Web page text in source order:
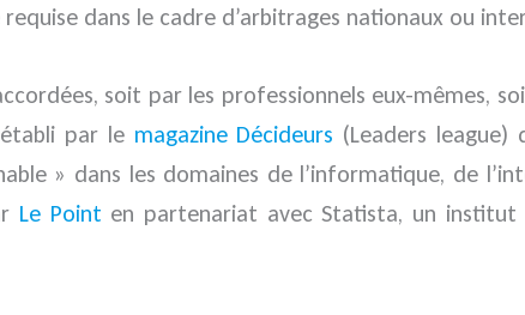
dans le cadre d’arbitrages nationaux ou
soit par les professionnels eux-mêmes,
par le magazine Décideurs (Leaders
» dans les domaines de l’informatique, de
Le Point en partenariat avec Statista, un